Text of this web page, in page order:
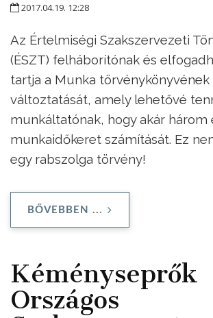
2017.04.19. 12:28
Az Értelmiségi Szakszervezeti
(ÉSZT) felháborítónak és
tartja a Munka törvénykönyvének
változtatását, amely lehetővé
munkáltatónak, hogy akár három
munkaidőkeret számítását. Ez
egy rabszolga törvény!
BŐVEBBEN ...
Kéményseprők
Országos